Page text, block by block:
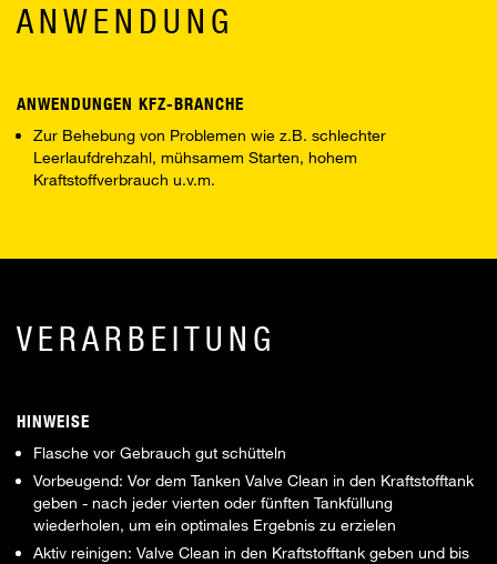
ANWENDUNG
ANWENDUNGEN KFZ-BRANCHE
Zur Behebung von Problemen wie z.B. schlechter
Leerlaufdrehzahl, mühsamem Starten, hohem
Kraftstoffverbrauch u.v.m.
VERARBEITUNG
HINWEISE
Flasche vor Gebrauch gut schütteln
Vorbeugend: Vor dem Tanken Valve Clean in den Kraftstofftank
geben - nach jeder vierten oder fünften Tankfüllung
wiederholen, um ein optimales Ergebnis zu erzielen
Aktiv reinigen: Valve Clean in den Kraftstofftank geben und bis